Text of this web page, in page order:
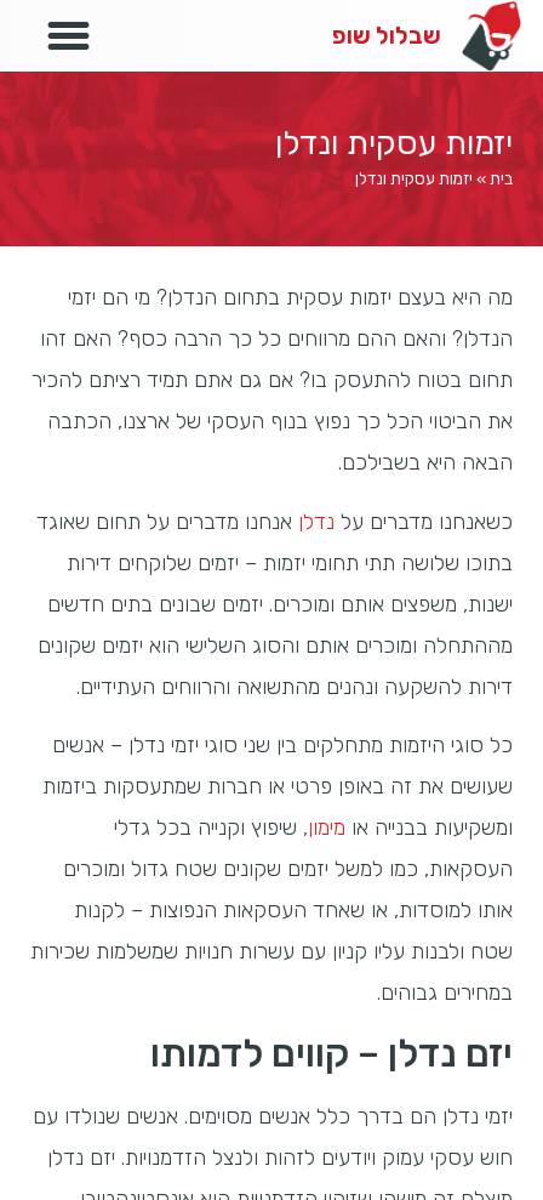
שבלול שופ
יזמות עסקית ונדלן
בית» יזמות עסקית ונדלן
מה היא בעצם יזמות עסקית בתחום הנדלן? מי הם יזמי
הנדלן? והאם ההם מרווחים כל כך הרבה כסף? האם זהו
תחום בטוח להתעסק בו? אם גם אתם תמיד רציתם להכיר
את הביטוי הכל כך נפוץ בנוף העסקי של ארצנו, הכתבה
הבאה היא בשבילכם.
כשאנחנו מדברים על נדלן אנחנו מדברים על תחום שאוגד
בתוכו שלושה תתי תחומי יזמות – יזמים שלוקחים דירות
ישנות, משפצים אותם ומוכרים. יזמים שבונים בתים חדשים
מההתחלה ומוכרים אותם והסוג השלישי הוא יזמים שקונים
דירות להשקעה ונהנים מהתשואה והרווחים העתידיים.
כל סוגי היזמות מתחלקים בין שני סוגי יזמי נדלן – אנשים
שעושים את זה באופן פרטי או חברות שמתעסקות ביזמות
ומשקיעות בבנייה או מימון, שיפוץ וקנייה בכל גדלי
העסקאות, כמו למשל יזמים שקונים שטח גדול ומוכרים
אותו למוסדות, או שאחד העסקאות הנפוצות – לקנות
שטח ולבנות עליו קניון עם עשרות חנויות שמשלמות שכירות
במחירים גבוהים.
יזם נדלן – קווים לדמותו
יזמי נדלן הם בדרך כלל אנשים מסוימים. אנשים שנולדו עם
חוש עסקי עמוק ויודעים לזהות ולנצל הזדמנויות. יזם נדלן